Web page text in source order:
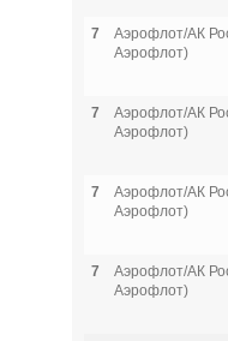
7
Аэрофлот/АК
Аэрофлот)
7
Аэрофлот/АК
Аэрофлот)
7
Аэрофлот/АК
Аэрофлот)
7
Аэрофлот/АК
Аэрофлот)